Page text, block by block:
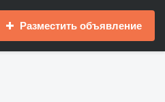
Разместить объявление